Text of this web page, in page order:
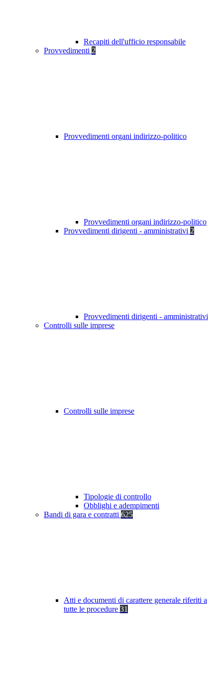
Recapiti dell'ufficio responsabile
Provvedimenti 2
Provvedimenti organi indirizzo-politico
Provvedimenti organi indirizzo-politico
Provvedimenti dirigenti - amministrativi 2
Provvedimenti dirigenti - amministrativi
Controlli sulle imprese
Controlli sulle imprese
Tipologie di controllo
Obblighi e adempimenti
Bandi di gara e contratti 625
Atti e documenti di carattere generale riferiti a
tutte le procedure 31